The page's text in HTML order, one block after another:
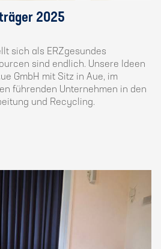
2025
sich als ERZgesundes
sind endlich. Unsere Ideen
GmbH mit Sitz in Aue, im
führenden Unternehmen in den
und Recycling.